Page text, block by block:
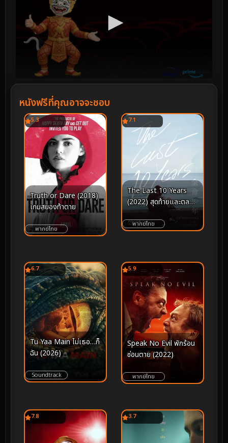
หนังฟรีที่คุณอาจจะชอบ
5.3
Truth or Dare (2018)
เกมสยองท้าตาย
พากย์ไทย
7.1
The Last 10 Years
(2022) สุดท้ายและตลอด
ไป
พากย์ไทย
6.7
Tu Yaa Main ไม่เธอ…ก็
ฉัน (2026)
Soundtrack
5.9
Speak No Evil พักร้อน
ซ่อนตาย (2022)
พากย์ไทย
7.8 3.7